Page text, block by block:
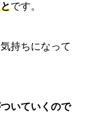
です。
持ちになって
いていくので